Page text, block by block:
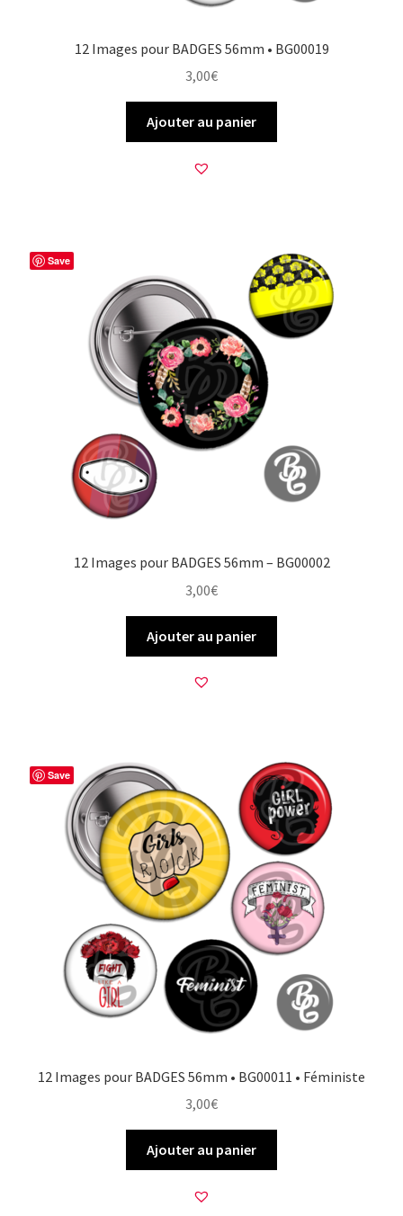
12 Images pour BADGES 56mm • BG00019
3,00€
Ajouter au panier
Save
12 Images pour BADGES 56mm – BG00002
3,00€
Ajouter au panier
Save
12 Images pour BADGES 56mm • BG00011 • Féministe
3,00€
Ajouter au panier